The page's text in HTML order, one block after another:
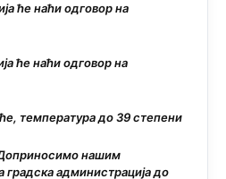
ће наћи одговор на
ће наћи одговор на
температура до 39 степени
нашим
градска администрација до